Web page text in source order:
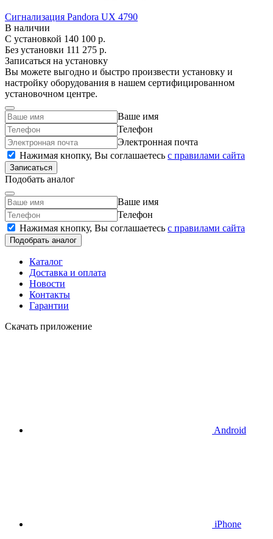
Сигнализация Pandora UX 4790
В наличии
С установкой 140 100 р.
Без установки 111 275 р.
Записаться на установку
Вы можете выгодно и быстро произвести установку и
настройку оборудования в нашем сертифицированном
установочном центре.
Ваше имя
Телефон
Электронная почта
Нажимая кнопку, Вы соглашаетесь c правилами сайта
Записаться
Подобать аналог
Ваше имя
Телефон
Нажимая кнопку, Вы соглашаетесь c правилами сайта
Подобрать аналог
Каталог
Доставка и оплата
Новости
Контакты
Гарантии
Скачать приложение
Android
iPhone